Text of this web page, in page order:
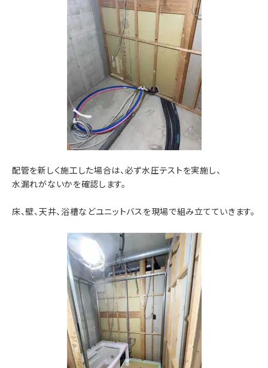
配管を新しく施工した場合は、必ず水圧テストを実施し、
水漏れがないかを確認します。
床、壁、天井、浴槽などユニットバスを現場で組み立てていきます。